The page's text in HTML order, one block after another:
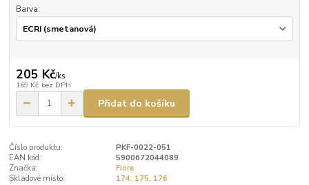
Barva:
205 Kč/ks
169 Kč bez DPH
Přidat do košíku
Číslo produktu:
PKF-0022-051
EAN kód:
5900672044089
Značka:
Fiore
Skladové místo:
174, 175, 176